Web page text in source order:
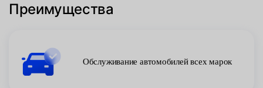
Преимущества
Обслуживание автомобилей всех марок